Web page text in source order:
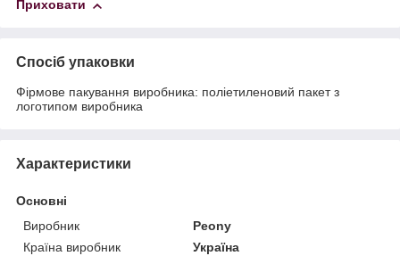
Приховати
Спосіб упаковки
Фірмове пакування виробника: поліетиленовий пакет з
логотипом виробника
Характеристики
Основні
Виробник
Peony
Країна виробник
Україна